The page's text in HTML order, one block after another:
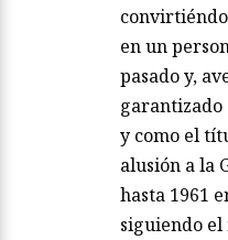
en un
pasado y,
garantizado
y como el
alusión a la
hasta 1961
siguiendo